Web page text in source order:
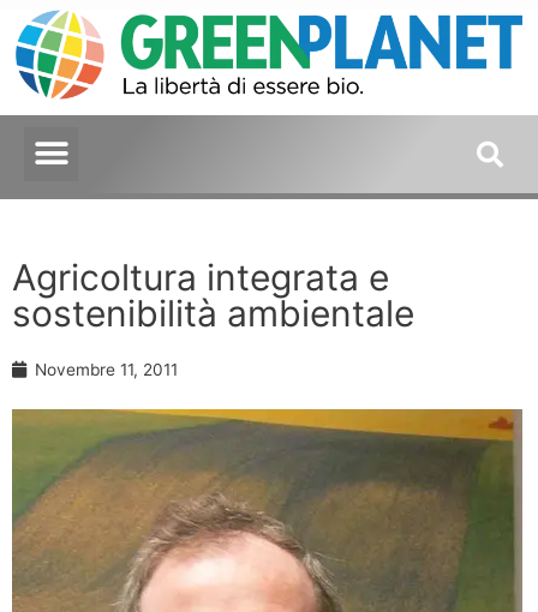
Agricoltura integrata e
sostenibilità ambientale
Novembre 11, 2011